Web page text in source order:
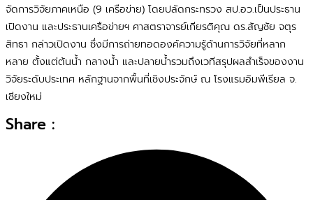
จัดการวิจัยภาคเหนือ (9 เครือข่าย) โดยปลัดกระทรวง สป.อว.เป็นประธาน
เปิดงาน และประธานเครือข่ายฯ ศาสตราจารย์เกียรติคุณ ดร.สัญชัย จตุร
สิทธา กล่าวเปิดงาน ซึ่งมีการถ่ายทอดองค์ความรู้ด้านการวิจัยที่หลาก
หลาย ตั้งแต่ต้นน้ำ กลางน้ำ และปลายน้ำรวมถึงเวทีสรุปผลสำเร็จของงาน
วิจัยระดับประเทศ หลักฐานจากพื้นที่เชิงประจักษ์ ณ โรงแรมอิมพีเรียล จ.
เชียงใหม่
Share :